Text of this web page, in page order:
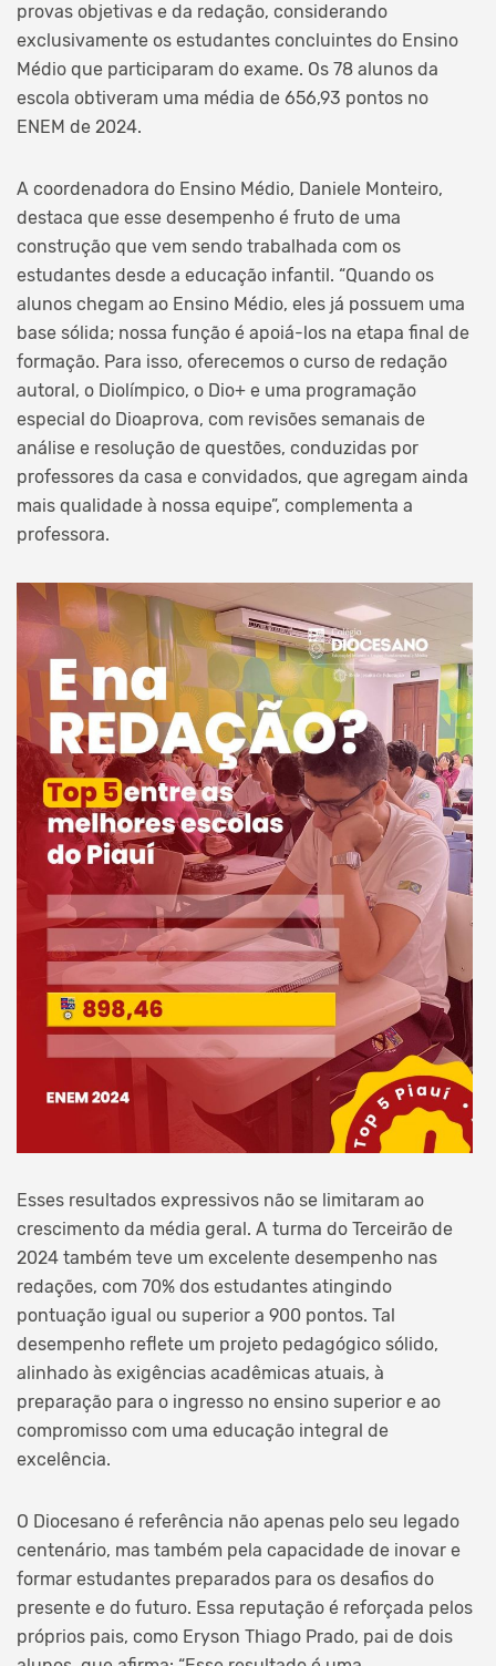
provas objetivas e da redação, considerando
exclusivamente os estudantes concluintes do Ensino
Médio que participaram do exame. Os 78 alunos da
escola obtiveram uma média de 656,93 pontos no
ENEM de 2024.
A coordenadora do Ensino Médio, Daniele Monteiro,
destaca que esse desempenho é fruto de uma
construção que vem sendo trabalhada com os
estudantes desde a educação infantil. “Quando os
alunos chegam ao Ensino Médio, eles já possuem uma
base sólida; nossa função é apoiá-los na etapa final de
formação. Para isso, oferecemos o curso de redação
autoral, o Diolímpico, o Dio+ e uma programação
especial do Dioaprova, com revisões semanais de
análise e resolução de questões, conduzidas por
professores da casa e convidados, que agregam ainda
mais qualidade à nossa equipe”, complementa a
professora.
Esses resultados expressivos não se limitaram ao
crescimento da média geral. A turma do Terceirão de
2024 também teve um excelente desempenho nas
redações, com 70% dos estudantes atingindo
pontuação igual ou superior a 900 pontos. Tal
desempenho reflete um projeto pedagógico sólido,
alinhado às exigências acadêmicas atuais, à
preparação para o ingresso no ensino superior e ao
compromisso com uma educação integral de
excelência.
O Diocesano é referência não apenas pelo seu legado
centenário, mas também pela capacidade de inovar e
formar estudantes preparados para os desafios do
presente e do futuro. Essa reputação é reforçada pelos
próprios pais, como Eryson Thiago Prado, pai de dois